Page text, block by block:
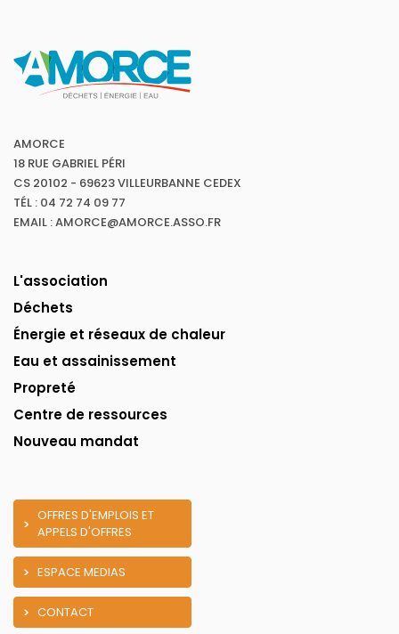
AMORCE
18 RUE GABRIEL PÉRI
CS 20102 - 69623 VILLEURBANNE CEDEX
TÉL : 04 72 74 09 77
EMAIL : AMORCE@AMORCE.ASSO.FR
L'association
Déchets
Énergie et réseaux de chaleur
Eau et assainissement
Propreté
Centre de ressources
Nouveau mandat
OFFRES D'EMPLOIS ET
APPELS D'OFFRES
ESPACE MEDIAS
CONTACT